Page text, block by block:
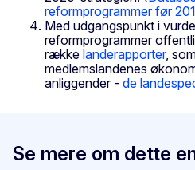
reformprogrammer før
Med udgangspunkt i
reformprogrammer
række landerapporter,
medlemslandenes
anliggender - de
Se mere om dette